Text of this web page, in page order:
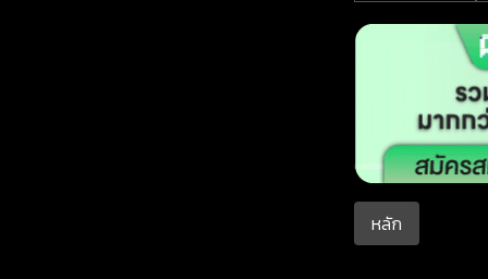
หลัก